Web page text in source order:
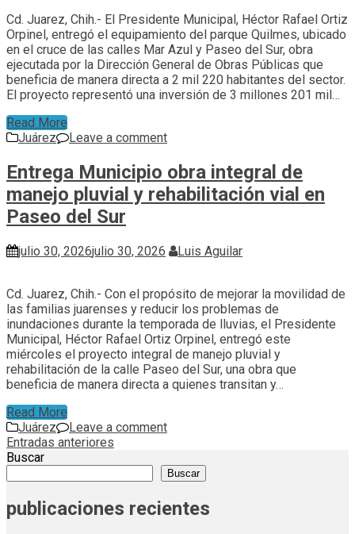
Cd. Juarez, Chih.- El Presidente Municipal, Héctor Rafael Ortiz
Orpinel, entregó el equipamiento del parque Quilmes, ubicado
en el cruce de las calles Mar Azul y Paseo del Sur, obra
ejecutada por la Dirección General de Obras Públicas que
beneficia de manera directa a 2 mil 220 habitantes del sector.
El proyecto representó una inversión de 3 millones 201 mil…
Read More
Juárez
Leave a comment
Entrega Municipio obra integral de
manejo pluvial y rehabilitación vial en
Paseo del Sur
julio 30, 2026julio 30, 2026 Luis Aguilar
Cd. Juarez, Chih.- Con el propósito de mejorar la movilidad de
las familias juarenses y reducir los problemas de
inundaciones durante la temporada de lluvias, el Presidente
Municipal, Héctor Rafael Ortiz Orpinel, entregó este
miércoles el proyecto integral de manejo pluvial y
rehabilitación de la calle Paseo del Sur, una obra que
beneficia de manera directa a quienes transitan y…
Read More
Juárez
Leave a comment
Navegación
de
Entradas anteriores
Buscar
Buscar
publicaciones recientes